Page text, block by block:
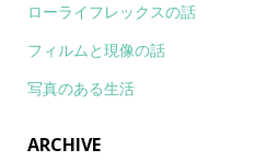
ローライフレックスの話
フィルムと現像の話
写真のある生活
ARCHIVE